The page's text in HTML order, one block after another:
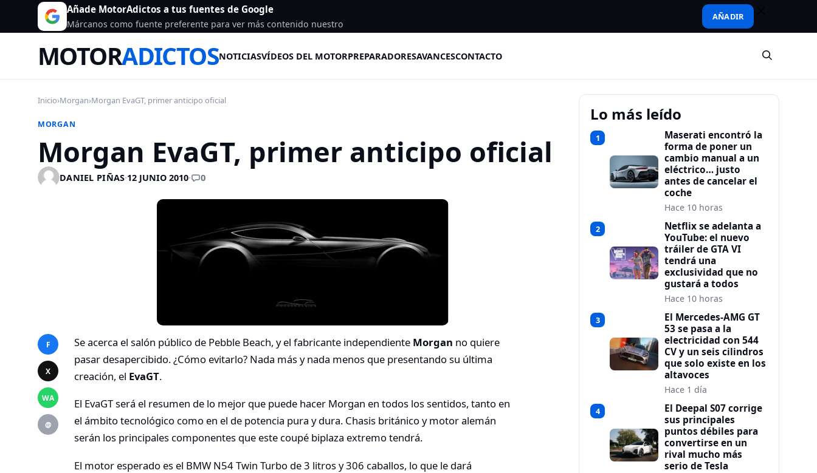
Añade MotorAdictos a tus fuentes de Google
Márcanos como fuente preferente para ver más contenido nuestro
AÑADIR
MOTORADICTOSNOTICIASVÍDEOS DEL MOTORPREPARADORESAVANCESCONTACTO
Inicio›Morgan›Morgan EvaGT, primer anticipo oficial
MORGAN
Morgan EvaGT, primer anticipo oficial
DANIEL PIÑAS·12 JUNIO 2010· 0
F
X
WA
@
Se acerca el salón público de Pebble Beach, y el fabricante independiente Morgan no quiere
pasar desapercibido. ¿Cómo evitarlo? Nada más y nada menos que presentando su última
creación, el EvaGT.
El EvaGT será el resumen de lo mejor que puede hacer Morgan en todos los sentidos, tanto en
el ámbito tecnológico como en el de potencia pura y dura. Chasis británico y motor alemán
serán los principales componentes que este coupé biplaza extremo tendrá.
El motor esperado es el BMW N54 Twin Turbo de 3 litros y 306 caballos, lo que le dará
Lo más leído
1
Maserati encontró la
forma de poner un
cambio manual a un
eléctrico… justo
antes de cancelar el
coche
Hace 10 horas
2
Netflix se adelanta a
YouTube: el nuevo
tráiler de GTA VI
tendrá una
exclusividad que no
gustará a todos
Hace 10 horas
3
El Mercedes-AMG GT
53 se pasa a la
electricidad con 544
CV y un seis cilindros
que solo existe en los
altavoces
Hace 1 día
4
El Deepal S07 corrige
sus principales
puntos débiles para
convertirse en un
rival mucho más
serio de Tesla